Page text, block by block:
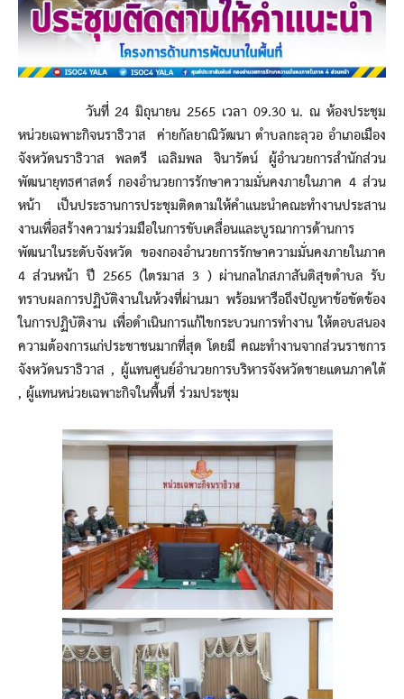
วันที่ 24 มิถุนายน 2565 เวลา 09.30 น. ณ ห้องประชุม
หน่วยเฉพาะกิจนราธิวาส ค่ายกัลยาณิวัฒนา ตำบลกะลุวอ อำเภอเมือง
จังหวัดนราธิวาส พลตรี เฉลิมพล จินารัตน์ ผู้อำนวยการสำนักส่วน
พัฒนายุทธศาสตร์ กองอำนวยการรักษาความมั่นคงภายในภาค 4 ส่วน
หน้า เป็นประธานการประชุมติดตามให้คำแนะนำคณะทำงานประสาน
งานเพื่อสร้างความร่วมมือในการขับเคลื่อนและบูรณาการด้านการ
พัฒนาในระดับจังหวัด ของกองอำนวยการรักษาความมั่นคงภายในภาค
4 ส่วนหน้า ปี 2565 (ไตรมาส 3 ) ผ่านกลไกสภาสันติสุขตำบล รับ
ทราบผลการปฏิบัติงานในห้วงที่ผ่านมา พร้อมหารือถึงปัญหาข้อขัดข้อง
ในการปฏิบัติงาน เพื่อดำเนินการแก้ไขกระบวนการทำงาน ให้ตอบสนอง
ความต้องการแก่ประชาชนมากที่สุด โดยมี คณะทำงานจากส่วนราชการ
จังหวัดนราธิวาส , ผู้แทนศูนย์อำนวยการบริหารจังหวัดชายแดนภาคใต้
, ผู้แทนหน่วยเฉพาะกิจในพื้นที่ ร่วมประชุม